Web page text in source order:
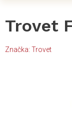
Trovet
Značka: Trovet